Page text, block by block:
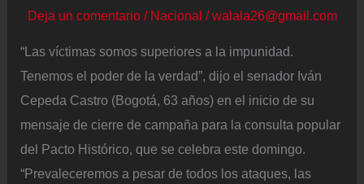
Deja un comentario / Nacional /walala26@gmail.com
“Las víctimas somos superiores a la impunidad.
Tenemos el poder de la verdad”, dijo el senador Iván
Cepeda Castro (Bogotá, 63 años) en el inicio de su
mensaje de cierre de campaña para la consulta popular
del Pacto Histórico, que se celebra este domingo.
“Prevaleceremos a pesar de todos los ataques, las